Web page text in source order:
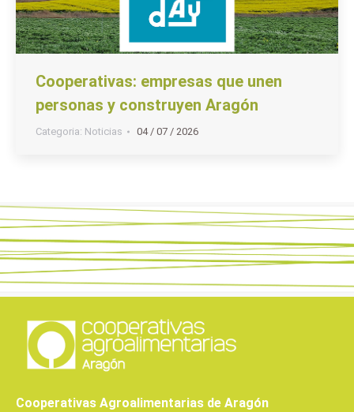
Cooperativas: empresas que unen
personas y construyen Aragón
Categoria: Noticias 04 / 07 / 2026
Cooperativas Agroalimentarias de Aragón